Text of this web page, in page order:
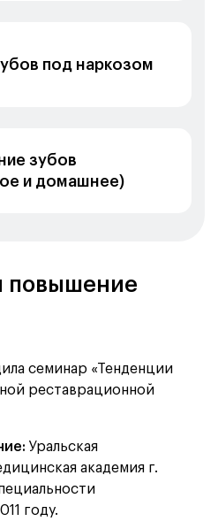
под наркозом
зубов
и домашнее)
повышение
семинар «Тенденции
реставрационной
Уральская
академия г.
году.